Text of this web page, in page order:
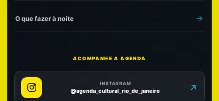
O que fazer à noite
ACOMPANHE A AGENDA
INSTAGRAM
@agenda_cultural_rio_de_janeiro